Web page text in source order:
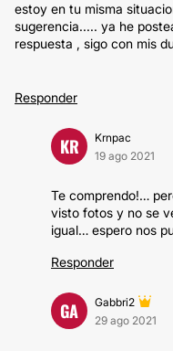
estoy en tu misma
sugerencia..... ya he
respuesta , sigo con mis
Responder
KR
Krnpac
19 ago 2021
Te comprendo!…
visto fotos y no se
igual… espero nos
Responder
GA
Gabbri2
29 ago 2021